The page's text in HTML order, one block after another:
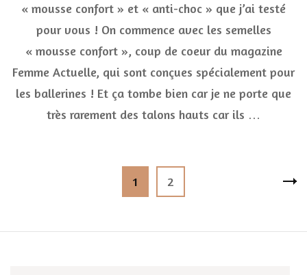
«
et
« mousse confort » et « anti-choc » que j’ai testé
pour vous ! On commence avec les semelles
« mousse confort », coup de coeur du magazine
Femme Actuelle, qui sont conçues spécialement pour
les ballerines ! Et ça tombe bien car je ne porte que
très rarement des talons hauts car ils …
Page
1 Page
2